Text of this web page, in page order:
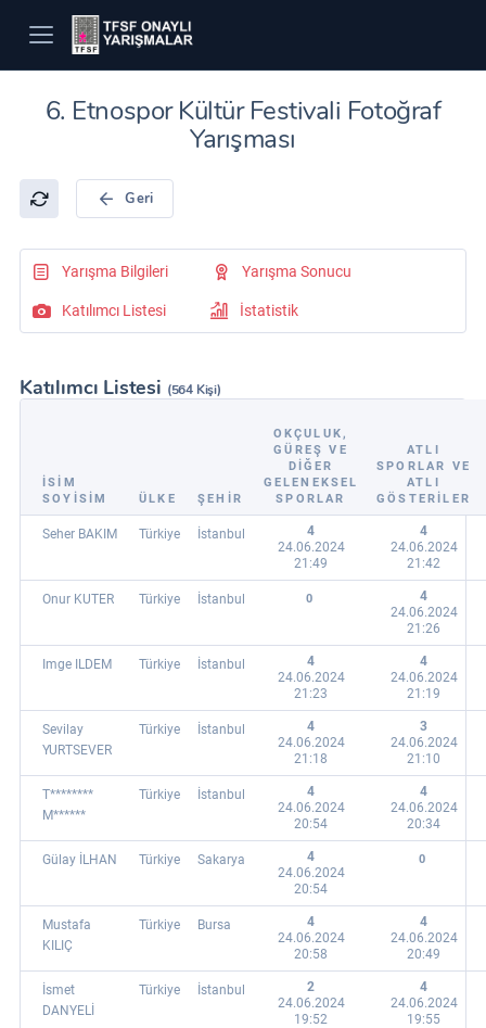
6. Etnospor Kültür Festivali Fotoğraf
Yarışması
Geri
Yarışma Bilgileri Yarışma Sonucu
Katılımcı Listesi İstatistik
Katılımcı Listesi (564 Kişi)
İSİM
SOYİSİM
ÜLKE ŞEHİR
OKÇULUK,
GÜREŞ VE
DIĞER
GELENEKSEL
SPORLAR
ATLI
SPORLAR VE
ATLI
GÖSTERILER
Seher BAKIM Türkiye İstanbul
4
24.06.2024
21:49
4
24.06.2024
21:42
Onur KUTER Türkiye İstanbul 0
4
24.06.2024
21:26
Imge ILDEM Türkiye İstanbul
4
24.06.2024
21:23
4
24.06.2024
21:19
Sevilay
YURTSEVER
Türkiye İstanbul
4
24.06.2024
21:18
3
24.06.2024
21:10
T********
M******
Türkiye İstanbul
4
24.06.2024
20:54
4
24.06.2024
20:34
Gülay İLHAN Türkiye Sakarya
4
24.06.2024
20:54
0
Mustafa
KILIÇ
Türkiye Bursa
4
24.06.2024
20:58
4
24.06.2024
20:49
İsmet
DANYELİ
Türkiye İstanbul
2
24.06.2024
19:52
4
24.06.2024
19:55